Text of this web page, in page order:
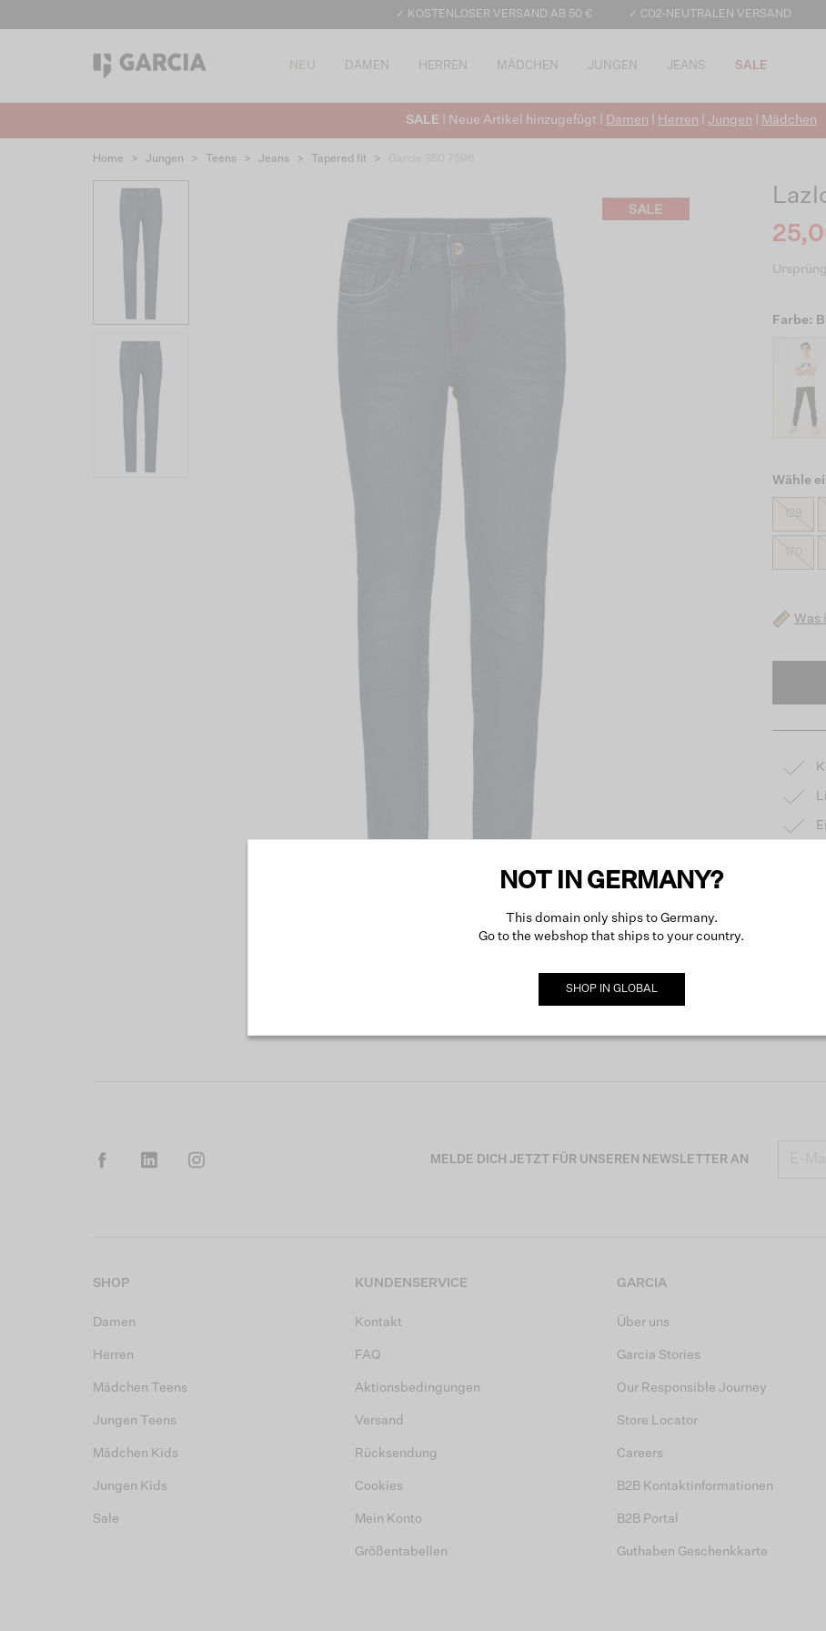
✓ KOSTENLOSER VERSAND AB 50 € ✓ CO2-NEUTRALEN VERSAND
NEU DAMEN HERREN MÄDCHEN JUNGEN JEANS SALE
SALE | Neue Artikel hinzugefügt | Damen Herren Jungen Mädchen
Home > Jungen > Teens > Jeans > Tapered fit >
Farbe:
Wähle
Was
MELDE DICH JETZT FÜR UNSEREN NEWSLETTER AN
SHOP
Damen
Herren
Mädchen Teens
Jungen Teens
Mädchen Kids
Jungen Kids
Sale
KUNDENSERVICE
Kontakt
FAQ
Aktionsbedingungen
Versand
Rücksendung
Cookies
Mein Konto
Größentabellen
GARCIA
Über uns
Garcia Stories
Our Responsible Journey
Store Locator
Careers
B2B Kontaktinformationen
B2B Portal
Guthaben Geschenkkarte
NOT IN GERMANY?
This domain only ships to Germany.
Go to the webshop that ships to your country.
SHOP IN GLOBAL